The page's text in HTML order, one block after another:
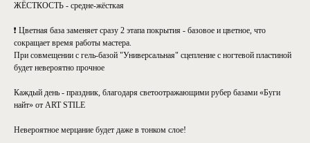
ЖЁСТКОСТЬ - средне-жёсткая
❗ Цветная база заменяет сразу 2 этапа покрытия - базовое и цветное, что
сокращает время работы мастера.
При совмещении с гель-базой "Универсальная" сцепление с ногтевой пластиной
будет невероятно прочное
Каждый день - праздник, благодаря светоотражающими рубер базами «Буги
найт» от ART STILE
Невероятное мерцание будет даже в тонком слое!